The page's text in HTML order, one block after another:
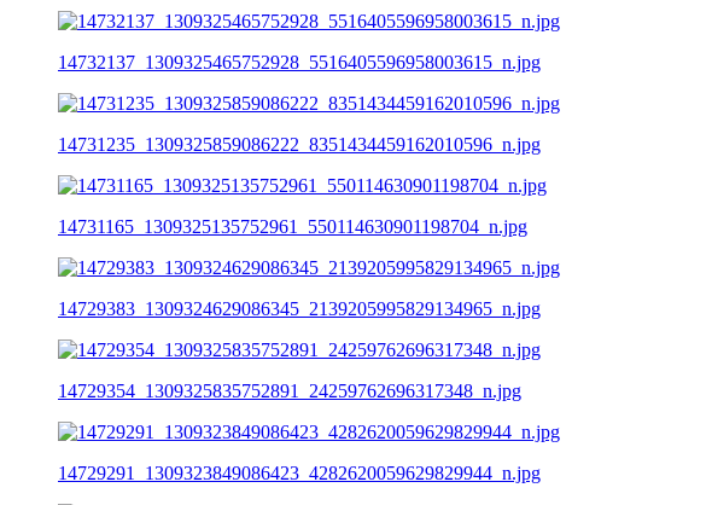
14732137_1309325465752928_5516405596958003615_n.jpg
14731235_1309325859086222_8351434459162010596_n.jpg
14731165_1309325135752961_550114630901198704_n.jpg
14729383_1309324629086345_2139205995829134965_n.jpg
14729354_1309325835752891_24259762696317348_n.jpg
14729291_1309323849086423_4282620059629829944_n.jpg